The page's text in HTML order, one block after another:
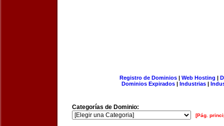
Registro de Dominios| Web Hosting |
Dominios Expirados | Industrias |
Categorías de Dominio:
[Pág.